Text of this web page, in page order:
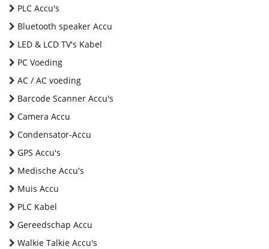
PLC Accu's
Bluetooth speaker Accu
LED & LCD TV's Kabel
PC Voeding
AC / AC voeding
Barcode Scanner Accu's
Camera Accu
Condensator-Accu
GPS Accu's
Medische Accu's
Muis Accu
PLC Kabel
Gereedschap Accu
Walkie Talkie Accu's